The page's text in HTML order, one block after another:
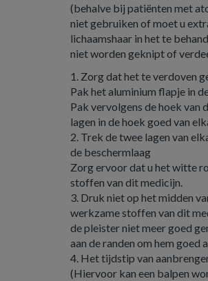
(behalve bij patiënten met
niet gebruiken of moet u
lichaamshaar in het te
niet worden geknipt of
1. Zorg dat het te verdoven
Pak het aluminium flapje in
Pak vervolgens de hoek van
lagen in de hoek goed van
2. Trek de twee lagen van
de beschermlaag
Zorg ervoor dat u het witte
stoffen van dit medicijn.
3. Druk niet op het midden
werkzame stoffen van dit
de pleister niet meer goed
aan de randen om hem goed
4. Het tijdstip van
(Hiervoor kan een balpen